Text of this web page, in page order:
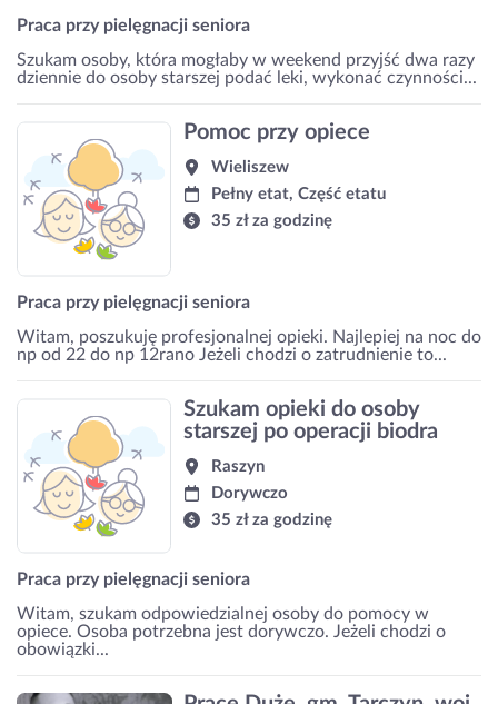
Praca przy pielęgnacji seniora
Szukam osoby, która mogłaby w weekend przyjść dwa razy
dziennie do osoby starszej podać leki, wykonać czynności...
Pomoc przy opiece
Wieliszew
Pełny etat, Część etatu
35 zł za godzinę
Praca przy pielęgnacji seniora
Witam, poszukuję profesjonalnej opieki. Najlepiej na noc do
np od 22 do np 12rano Jeżeli chodzi o zatrudnienie to...
Szukam opieki do osoby
starszej po operacji biodra
Raszyn
Dorywczo
35 zł za godzinę
Praca przy pielęgnacji seniora
Witam, szukam odpowiedzialnej osoby do pomocy w
opiece. Osoba potrzebna jest dorywczo. Jeżeli chodzi o
obowiązki...